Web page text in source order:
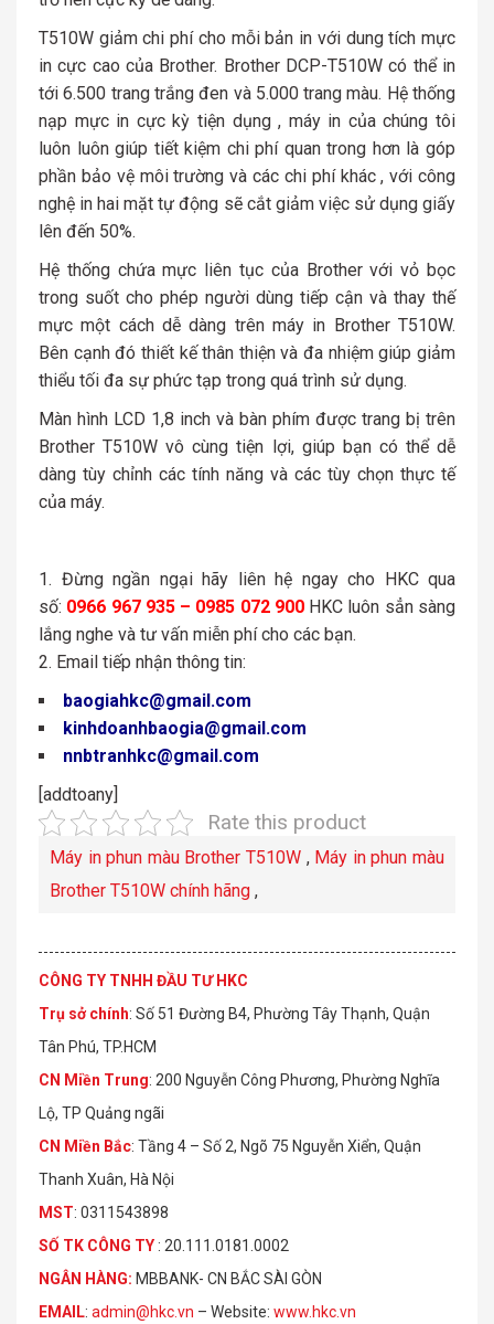
T510W giảm chi phí cho mỗi bản in với dung tích mực
in cực cao của Brother. Brother DCP-T510W có thể in
tới 6.500 trang trắng đen và 5.000 trang màu. Hệ thống
nạp mực in cực kỳ tiện dụng , máy in của chúng tôi
luôn luôn giúp tiết kiệm chi phí quan trong hơn là góp
phần bảo vệ môi trường và các chi phí khác , với công
nghệ in hai mặt tự động sẽ cắt giảm việc sử dụng giấy
lên đến 50%.
Hệ thống chứa mực liên tục của Brother với vỏ bọc
trong suốt cho phép người dùng tiếp cận và thay thế
mực một cách dễ dàng trên máy in Brother T510W.
Bên cạnh đó thiết kế thân thiện và đa nhiệm giúp giảm
thiểu tối đa sự phức tạp trong quá trình sử dụng.
Màn hình LCD 1,8 inch và bàn phím được trang bị trên
Brother T510W vô cùng tiện lợi, giúp bạn có thể dễ
dàng tùy chỉnh các tính năng và các tùy chọn thực tế
của máy.
Đừng ngần ngại hãy liên hệ ngay cho HKC qua
số: 0966 967 935 – 0985 072 900 HKC luôn sẳn sàng
lắng nghe và tư vấn miễn phí cho các bạn.
Email tiếp nhận thông tin:
baogiahkc@gmail.com
kinhdoanhbaogia@gmail.com
nnbtranhkc@gmail.com
[addtoany]
Rate this product
Máy in phun màu Brother T510W , Máy in phun màu
Brother T510W chính hãng ,
CÔNG TY TNHH ĐẦU TƯ HKC
Trụ sở chính: Số 51 Đường B4, Phường Tây Thạnh, Quận
Tân Phú, TP.HCM
CN Miền Trung: 200 Nguyễn Công Phương, Phường Nghĩa
Lộ, TP Quảng ngãi
CN Miền Bắc: Tầng 4 – Số 2, Ngõ 75 Nguyễn Xiển, Quận
Thanh Xuân, Hà Nội
MST: 0311543898
SỐ TK CÔ NG TY : 20.111.0181.0002
NGÂN HÀNG: MBBANK- CN BẮC SÀI GÒN
EMAIL: admin@hkc.vn – Website: www.hkc.vn